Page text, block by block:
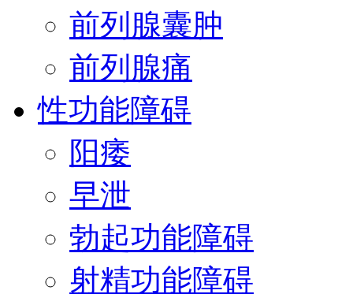
前列腺囊肿
前列腺痛
性功能障碍
阳痿
早泄
勃起功能障碍
射精功能障碍